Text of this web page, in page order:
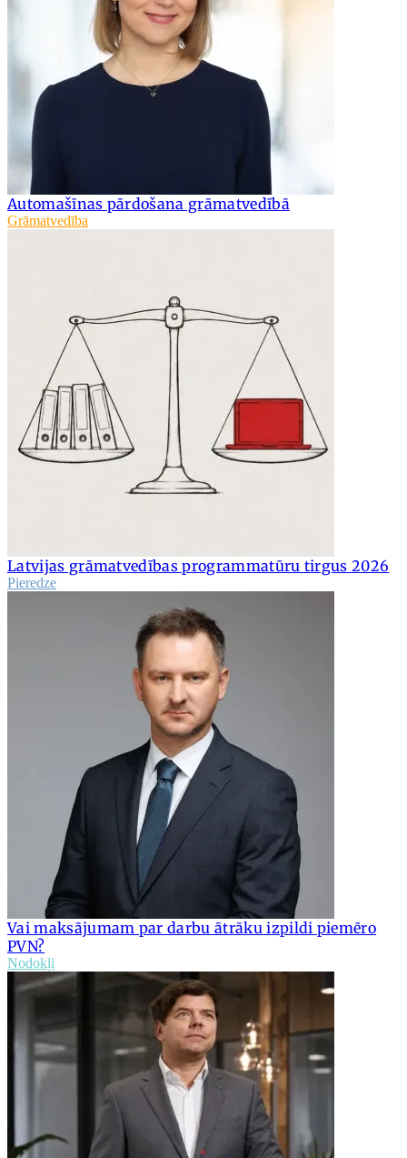
Automašīnas pārdošana grāmatvedībā
Grāmatvedība
Latvijas grāmatvedības programmatūru tirgus 2026
Pieredze
Vai maksājumam par darbu ātrāku izpildi piemēro
PVN?
Nodokļi